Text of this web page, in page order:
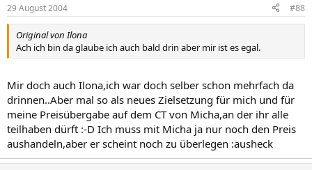
29 August 2004 #88
Original von Ilona
Ach ich bin da glaube ich auch bald drin aber mir ist es egal.
Mir doch auch Ilona,ich war doch selber schon mehrfach da
drinnen..Aber mal so als neues Zielsetzung für mich und für
meine Preisübergabe auf dem CT von Micha,an der ihr alle
teilhaben dürft :-D Ich muss mit Micha ja nur noch den Preis
aushandeln,aber er scheint noch zu überlegen :ausheck